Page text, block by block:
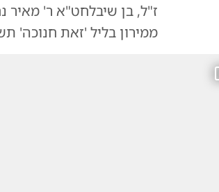
ז"ל, בן שיבלחט"א ר' מאיר
ממירון בליל 'זאת חנוכה'